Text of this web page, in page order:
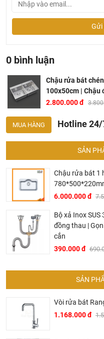
Gửi
0 bình luận
Chậu rửa bát
100x50cm | Chậu
2.800.000 đ
MUA HÀNG Hotline 24/
SẢN
Chậu rửa bát 1
6.000.000 đ
Bộ xả Inox
đồng thau |
cắn
390.000 đ
SẢN
Vòi rửa bát
1.168.000 đ